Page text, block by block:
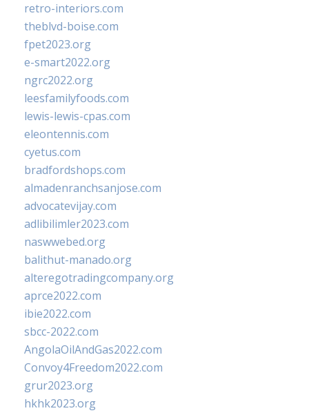
retro-interiors.com
theblvd-boise.com
fpet2023.org
e-smart2022.org
ngrc2022.org
leesfamilyfoods.com
lewis-lewis-cpas.com
eleontennis.com
cyetus.com
bradfordshops.com
almadenranchsanjose.com
advocatevijay.com
adlibilimler2023.com
naswwebed.org
balithut-manado.org
alteregotradingcompany.org
aprce2022.com
ibie2022.com
sbcc-2022.com
AngolaOilAndGas2022.com
Convoy4Freedom2022.com
grur2023.org
hkhk2023.org